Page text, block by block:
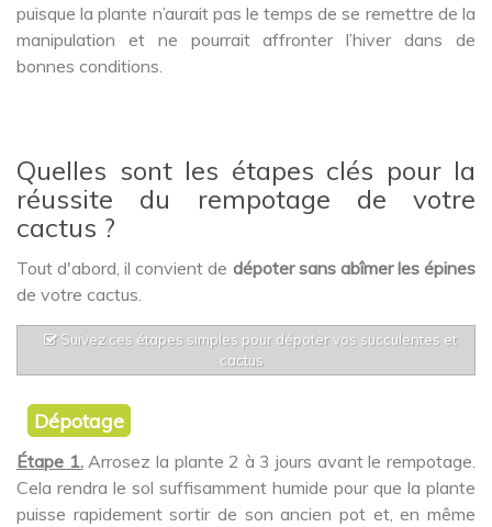
puisque la plante n’aurait pas le temps de se remettre de la
manipulation et ne pourrait affronter l’hiver dans de
bonnes conditions.
Quelles sont les étapes clés pour la
réussite du rempotage de votre
cactus ?
Tout d'abord, il convient de dépoter sans abîmer les épines
de votre cactus.
Suivez ces étapes simples pour dépoter vos succulentes et
cactus
Dépotage
Étape 1.Arrosez la plante 2 à 3 jours avant le rempotage.
Cela rendra le sol suffisamment humide pour que la plante
puisse rapidement sortir de son ancien pot et, en même